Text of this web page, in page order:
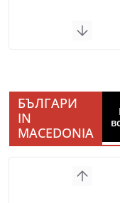
БЪЛГАРИ
IN
MACEDONIA